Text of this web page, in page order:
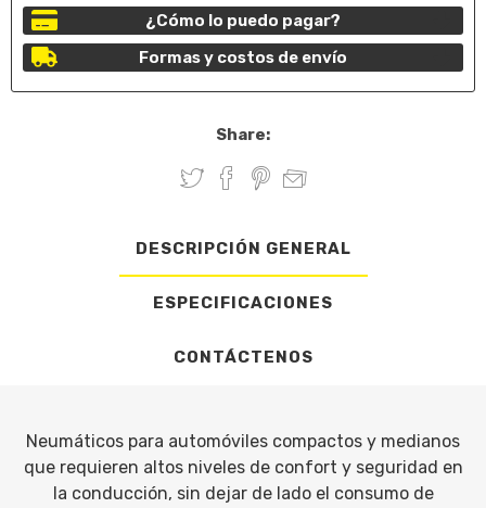
¿Cómo lo puedo pagar?
Formas y costos de envío
Share:
DESCRIPCIÓN GENERAL
ESPECIFICACIONES
CONTÁCTENOS
Neumáticos para automóviles compactos y medianos
que requieren altos niveles de confort y seguridad en
la conducción, sin dejar de lado el consumo de